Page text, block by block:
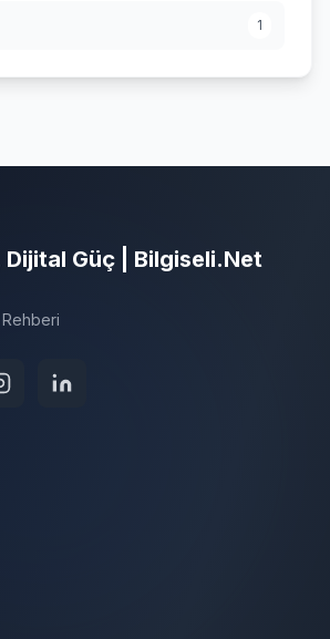
1
Dijital Güç | Bilgiseli.Net
Rehberi